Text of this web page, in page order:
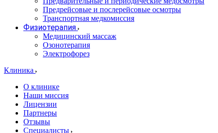
Предрейсовые и послерейсовые осмотры
Транспортная медкомиссия
Физиотерапия
Медицинский массаж
Озонотерапия
Электрофорез
Клиника
О клинике
Наши миссия
Лицензии
Партнеры
Отзывы
Специалисты